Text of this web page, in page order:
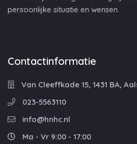
persoonlijke situatie en wensen.
Contactinformatie
Van Cleeffkade 15, 1431 BA,
023-5563110
info@hnhc.nl
Ma - Vr 9:00 - 17:00